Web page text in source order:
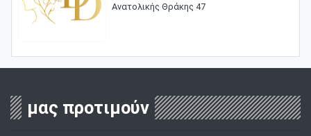
Ανατολικής Θράκης 47
μας προτιμούν